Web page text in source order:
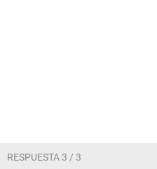
RESPUESTA 3 / 3